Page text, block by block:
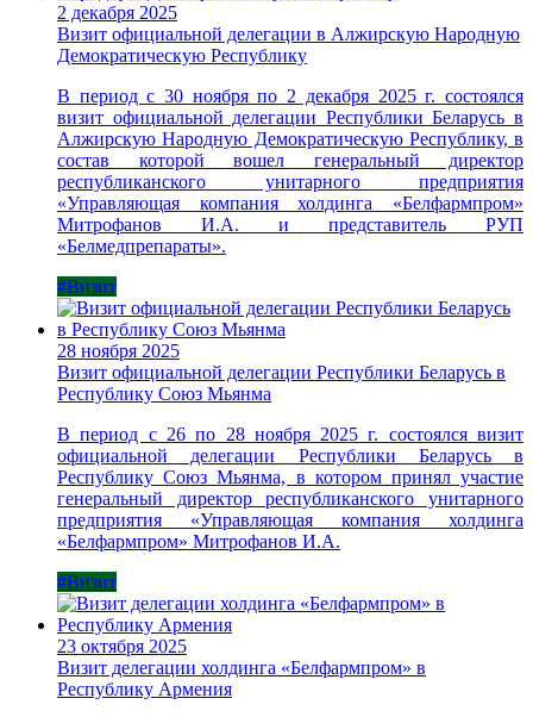
2 декабря 2025
Визит официальной делегации в Алжирскую Народную
Демократическую Республику
В период с 30 ноября по 2 декабря 2025 г. состоялся
визит официальной делегации Республики Беларусь в
Алжирскую Народную Демократическую Республику, в
состав которой вошел генеральный директор
республиканского унитарного предприятия
«Управляющая компания холдинга «Белфармпром»
Митрофанов И.А. и представитель РУП
«Белмедпрепараты».
#Визит
28 ноября 2025
Визит официальной делегации Республики Беларусь в
Республику Союз Мьянма
В период с 26 по 28 ноября 2025 г. состоялся визит
официальной делегации Республики Беларусь в
Республику Союз Мьянма, в котором принял участие
генеральный директор республиканского унитарного
предприятия «Управляющая компания холдинга
«Белфармпром» Митрофанов И.А.
#Визит
23 октября 2025
Визит делегации холдинга «Белфармпром» в
Республику Армения